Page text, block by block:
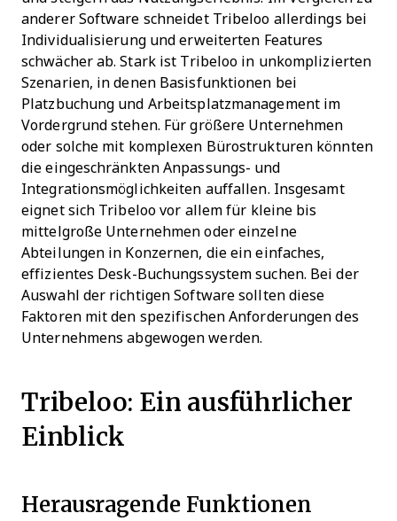
anderer Software schneidet Tribeloo allerdings bei
Individualisierung und erweiterten Features
schwächer ab. Stark ist Tribeloo in unkomplizierten
Szenarien, in denen Basisfunktionen bei
Platzbuchung und Arbeitsplatzmanagement im
Vordergrund stehen. Für größere Unternehmen
oder solche mit komplexen Bürostrukturen könnten
die eingeschränkten Anpassungs- und
Integrationsmöglichkeiten auffallen. Insgesamt
eignet sich Tribeloo vor allem für kleine bis
mittelgroße Unternehmen oder einzelne
Abteilungen in Konzernen, die ein einfaches,
effizientes Desk-Buchungssystem suchen. Bei der
Auswahl der richtigen Software sollten diese
Faktoren mit den spezifischen Anforderungen des
Unternehmens abgewogen werden.
Tribeloo: Ein ausführlicher
Einblick
Herausragende Funktionen